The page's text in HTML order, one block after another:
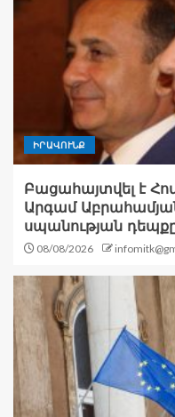
ԻՐԱՎՈՒՆՔ
Բացահայտվել է
Արգամ
սպանության
08/08/2026